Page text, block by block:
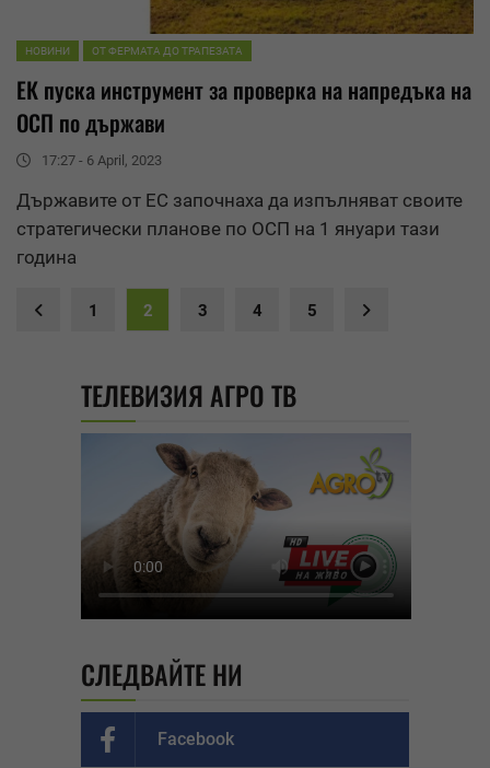
НОВИНИ ОТ ФЕРМАТА ДО ТРАПЕЗАТА
ЕК пуска инструмент за проверка на напредъка на
ОСП по държави
17:27 - 6 April, 2023
Държавите от ЕС започнаха да изпълняват своите
стратегически планове по ОСП на 1 януари тази
година
1 2 3 4 5
ТЕЛЕВИЗИЯ АГРО ТВ
СЛЕДВАЙТЕ НИ
Facebook